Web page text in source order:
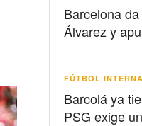
Barcelona
Álvarez y
FÚTBOL
Barcolá ya
PSG exige